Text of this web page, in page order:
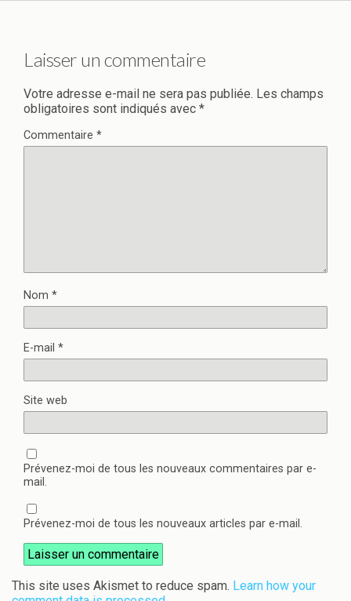
Laisser un commentaire
Votre adresse e-mail ne sera pas publiée. Les champs
obligatoires sont indiqués avec *
Commentaire *
Nom *
E-mail *
Site web
Prévenez-moi de tous les nouveaux commentaires par e-
mail.
Prévenez-moi de tous les nouveaux articles par e-mail.
This site uses Akismet to reduce spam. Learn how your